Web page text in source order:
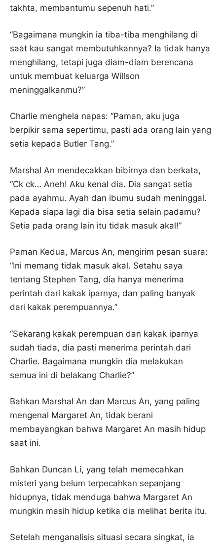
takhta, membantumu sepenuh hati.”
“Bagaimana mungkin ia tiba-tiba menghilang di
saat kau sangat membutuhkannya? Ia tidak hanya
menghilang, tetapi juga diam-diam berencana
untuk membuat keluarga Willson
meninggalkanmu?”
Charlie menghela napas: “Paman, aku juga
berpikir sama sepertimu, pasti ada orang lain yang
setia kepada Butler Tang.”
Marshal An mendecakkan bibirnya dan berkata,
“Ck ck… Aneh! Aku kenal dia. Dia sangat setia
pada ayahmu. Ayah dan ibumu sudah meninggal.
Kepada siapa lagi dia bisa setia selain padamu?
Setia pada orang lain itu tidak masuk akal!”
Paman Kedua, Marcus An, mengirim pesan suara:
“Ini memang tidak masuk akal. Setahu saya
tentang Stephen Tang, dia hanya menerima
perintah dari kakak iparnya, dan paling banyak
dari kakak perempuannya.”
“Sekarang kakak perempuan dan kakak iparnya
sudah tiada, dia pasti menerima perintah dari
Charlie. Bagaimana mungkin dia melakukan
semua ini di belakang Charlie?”
Bahkan Marshal An dan Marcus An, yang paling
mengenal Margaret An, tidak berani
membayangkan bahwa Margaret An masih hidup
saat ini.
Bahkan Duncan Li, yang telah memecahkan
misteri yang belum terpecahkan sepanjang
hidupnya, tidak menduga bahwa Margaret An
mungkin masih hidup ketika dia melihat berita itu.
Setelah menganalisis situasi secara singkat, ia